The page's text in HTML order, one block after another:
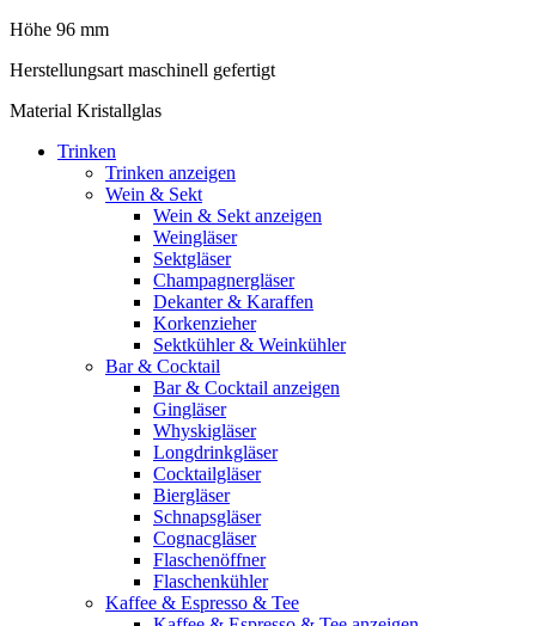
Höhe 96 mm
Herstellungsart maschinell gefertigt
Material Kristallglas
Trinken
Trinken anzeigen
Wein & Sekt
Wein & Sekt anzeigen
Weingläser
Sektgläser
Champagnergläser
Dekanter & Karaffen
Korkenzieher
Sektkühler & Weinkühler
Bar & Cocktail
Bar & Cocktail anzeigen
Gingläser
Whyskigläser
Longdrinkgläser
Cocktailgläser
Biergläser
Schnapsgläser
Cognacgläser
Flaschenöffner
Flaschenkühler
Kaffee & Espresso & Tee